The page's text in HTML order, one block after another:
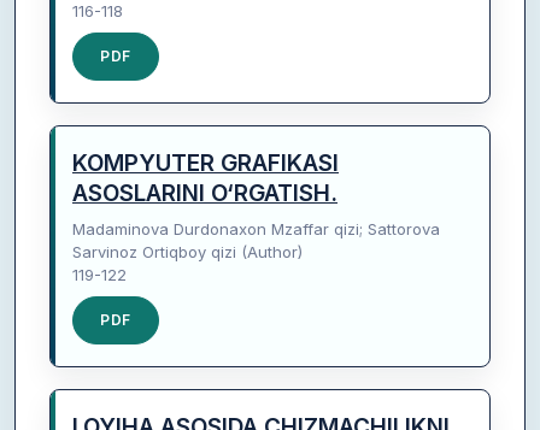
116-118
PDF
KOMPYUTER GRAFIKASI
ASOSLARINI O‘RGATISH.
Madaminova Durdonaxon Mzaffar qizi; Sattorova
Sarvinoz Ortiqboy qizi (Author)
119-122
PDF